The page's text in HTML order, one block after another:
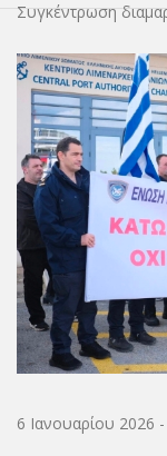
Συγκέντρωση
6 Ιανουαρίου 2026 -